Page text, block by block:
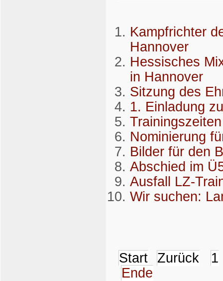
Kampfrichter
Hannover
Hessisches
in Hannover
Sitzung des
1. Einladung
Nominierung
Bilder für den
Abschied im
Ausfall LZ-
Wir suchen:
Start Zurück
1
Ende